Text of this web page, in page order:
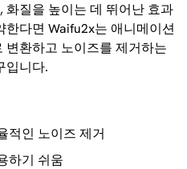
화질을 높이는 데 뛰어난 효과
다면 Waifu2x는 애니메이션
환하고 노이즈를 제거하는
입니다.
적인 노이즈 제거
하기 쉬움